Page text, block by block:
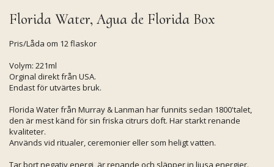
Florida Water, Agua de Florida Box
Pris/Låda om 12 flaskor
Volym: 221ml
Orginal direkt från USA.
Endast för utvärtes bruk.
Florida Water från Murray & Lanman har funnits sedan 1800'talet,
den är mest känd för sin friska citrurs doft. Har starkt renande
kvaliteter.
Används vid ritualer, ceremonier eller som heligt vatten.
Tar bort negativ energi, är renande och släpper in ljusa energier.